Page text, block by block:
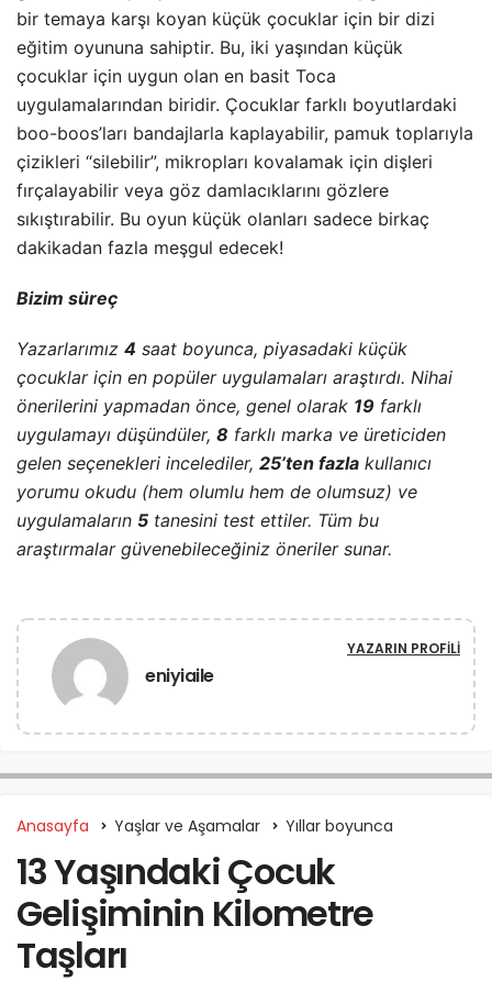
bir temaya karşı koyan küçük çocuklar için bir dizi
eğitim oyununa sahiptir. Bu, iki yaşından küçük
çocuklar için uygun olan en basit Toca
uygulamalarından biridir. Çocuklar farklı boyutlardaki
boo-boos’ları bandajlarla kaplayabilir, pamuk toplarıyla
çizikleri “silebilir”, mikropları kovalamak için dişleri
fırçalayabilir veya göz damlacıklarını gözlere
sıkıştırabilir. Bu oyun küçük olanları sadece birkaç
dakikadan fazla meşgul edecek!
Bizim süreç
Yazarlarımız 4 saat boyunca, piyasadaki küçük
çocuklar için en popüler uygulamaları araştırdı. Nihai
önerilerini yapmadan önce, genel olarak 19 farklı
uygulamayı düşündüler, 8 farklı marka ve üreticiden
gelen seçenekleri incelediler, 25’ten fazla kullanıcı
yorumu okudu (hem olumlu hem de olumsuz) ve
uygulamaların 5 tanesini test ettiler. Tüm bu
araştırmalar güvenebileceğiniz öneriler sunar.
eniyiaile
YAZARIN PROFILI
Anasayfa Yaşlar ve Aşamalar Yıllar boyunca
13 Yaşındaki Çocuk
Gelişiminin Kilometre
Taşları